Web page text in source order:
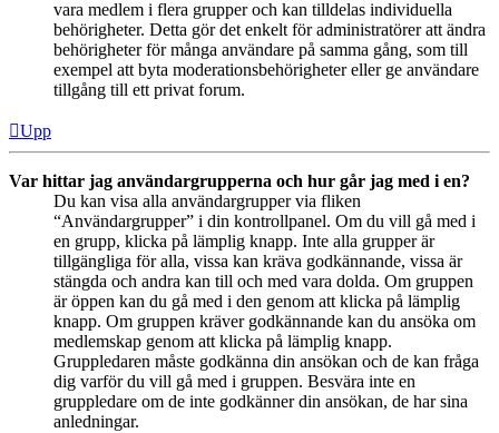
vara medlem i flera grupper och kan tilldelas individuella
behörigheter. Detta gör det enkelt för administratörer att ändra
behörigheter för många användare på samma gång, som till
exempel att byta moderationsbehörigheter eller ge användare
tillgång till ett privat forum.
Upp
Var hittar jag användargrupperna och hur går jag med i en?
Du kan visa alla användargrupper via fliken
“Användargrupper” i din kontrollpanel. Om du vill gå med i
en grupp, klicka på lämplig knapp. Inte alla grupper är
tillgängliga för alla, vissa kan kräva godkännande, vissa är
stängda och andra kan till och med vara dolda. Om gruppen
är öppen kan du gå med i den genom att klicka på lämplig
knapp. Om gruppen kräver godkännande kan du ansöka om
medlemskap genom att klicka på lämplig knapp.
Gruppledaren måste godkänna din ansökan och de kan fråga
dig varför du vill gå med i gruppen. Besvära inte en
gruppledare om de inte godkänner din ansökan, de har sina
anledningar.